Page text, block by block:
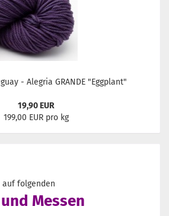
- Alegria GRANDE "Eggplant"
19,90 EUR
199,00 EUR pro kg
auf folgenden
Messen